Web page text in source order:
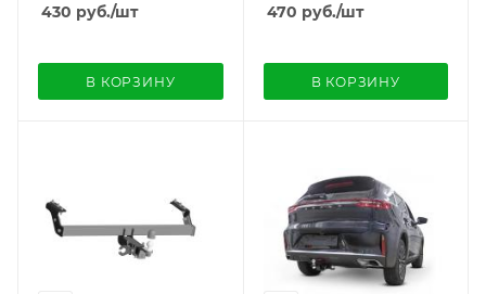
430 руб./шт
В КОРЗИНУ
470 руб./шт
В КОРЗИНУ